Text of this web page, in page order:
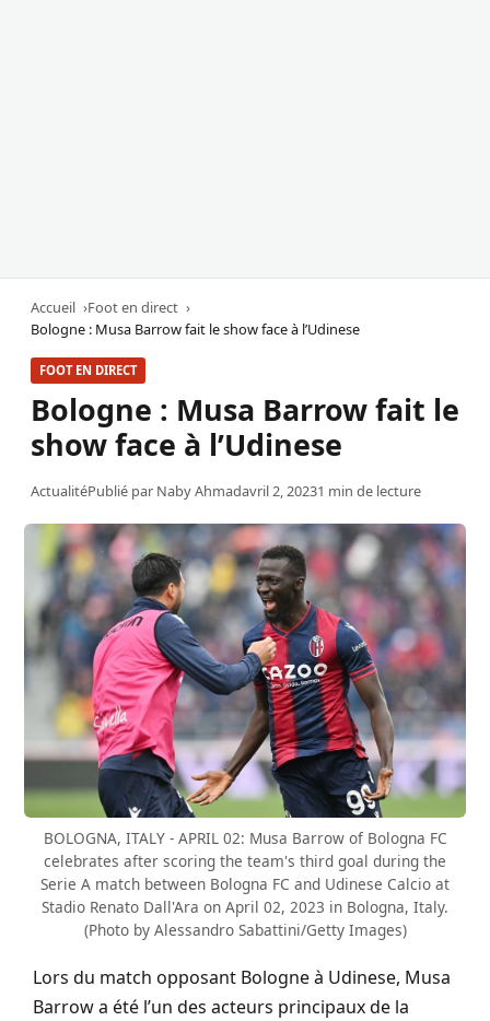
Accueil
Foot en direct
Bologne : Musa Barrow fait le show face à l’Udinese
FOOT EN DIRECT
Bologne : Musa Barrow fait le
show face à l’Udinese
ActualitéPublié par Naby Ahmadavril 2, 20231 min de lecture
BOLOGNA, ITALY - APRIL 02: Musa Barrow of Bologna FC
celebrates after scoring the team's third goal during the
Serie A match between Bologna FC and Udinese Calcio at
Stadio Renato Dall'Ara on April 02, 2023 in Bologna, Italy.
(Photo by Alessandro Sabattini/Getty Images)
Lors du match opposant Bologne à Udinese, Musa
Barrow a été l’un des acteurs principaux de la